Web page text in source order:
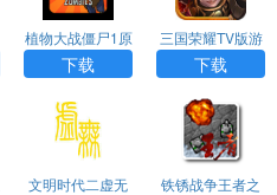
植物大战僵尸1原
版下载中文版
下载
三国荣耀TV版游
戏APP下载
下载
文明时代二虚无
铁锈战争王者之